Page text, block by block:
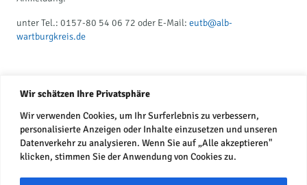
Wir schätzen Ihre Privatsphäre
Wir verwenden Cookies, um Ihr Surferlebnis zu verbessern,
personalisierte Anzeigen oder Inhalte einzusetzen und unseren
Datenverkehr zu analysieren. Wenn Sie auf „Alle akzeptieren"
klicken, stimmen Sie der Anwendung von Cookies zu.
unter Tel.: 0157-80 54 06 72 oder E-Mail: eutb@alb-
wartburgkreis.de